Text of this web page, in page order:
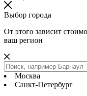
Выбор города
От этого зависит
ваш регион
Москва
Санкт-Петербург